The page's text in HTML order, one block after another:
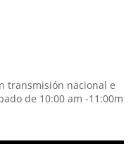
transmisión nacional e
de 10:00 am -11:00m